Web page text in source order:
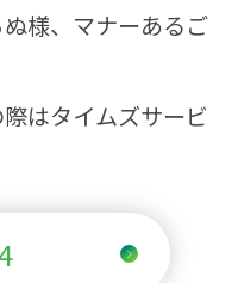
様、マナーあるご
はタイムズサービ